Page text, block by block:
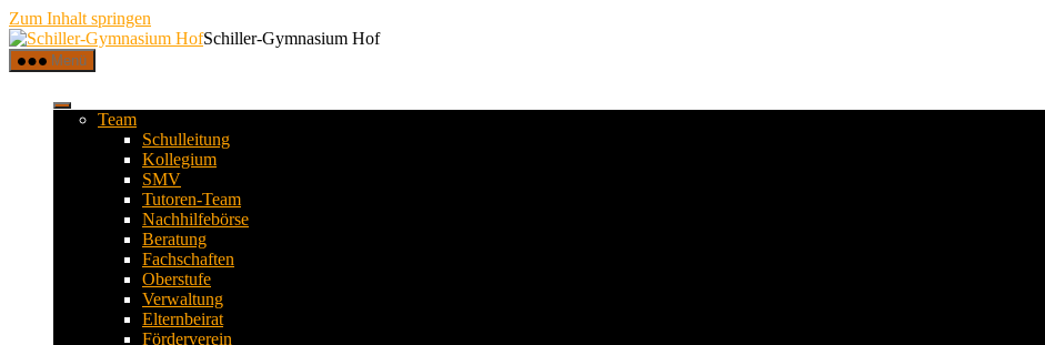
Zum Inhalt springen
Schiller-Gymnasium Hof
Menü
Team
Schulleitung
Kollegium
SMV
Tutoren-Team
Nachhilfebörse
Beratung
Fachschaften
Oberstufe
Verwaltung
Elternbeirat
Förderverein